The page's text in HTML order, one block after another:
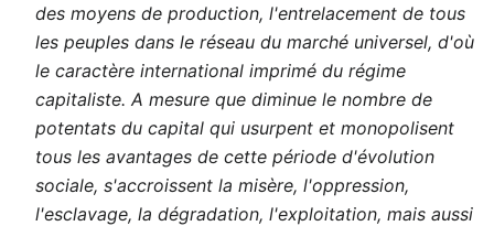
des moyens de production, l'entrelacement de tous
les peuples dans le réseau du marché universel, d'où
le caractère international imprimé du régime
capitaliste. A mesure que diminue le nombre de
potentats du capital qui usurpent et monopolisent
tous les avantages de cette période d'évolution
sociale, s'accroissent la misère, l'oppression,
l'esclavage, la dégradation, l'exploitation, mais aussi